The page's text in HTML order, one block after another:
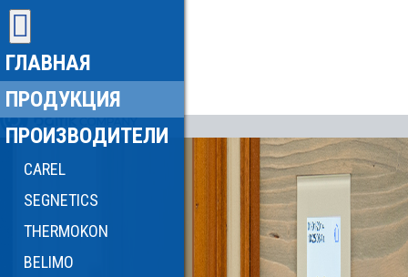
ГЛАВНАЯ
ПРОДУКЦИЯ
ПРОИЗВОДИТЕЛИ
CAREL
SEGNETICS
THERMOKON
BELIMO